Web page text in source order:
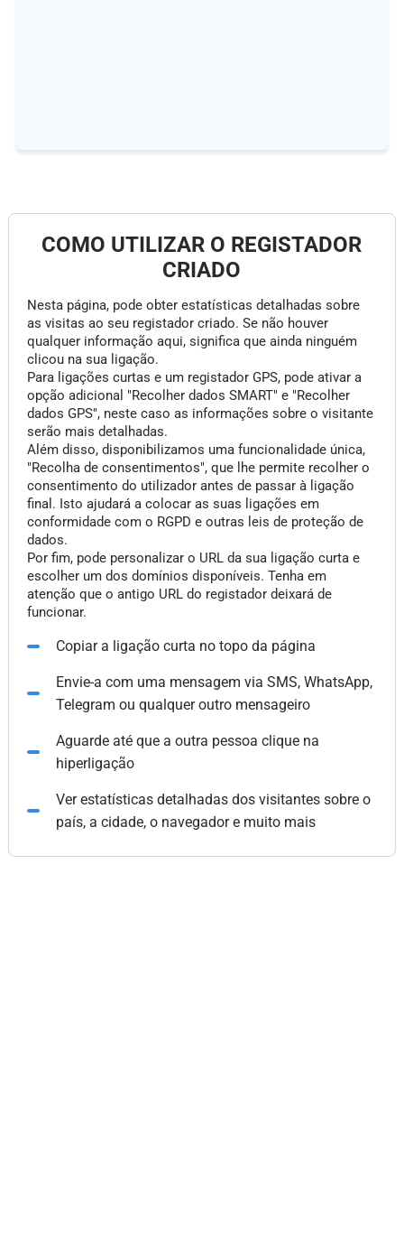
COMO UTILIZAR O REGISTADOR
CRIADO
Nesta página, pode obter estatísticas detalhadas sobre
as visitas ao seu registador criado. Se não houver
qualquer informação aqui, significa que ainda ninguém
clicou na sua ligação.
Para ligações curtas e um registador GPS, pode ativar a
opção adicional "Recolher dados SMART" e "Recolher
dados GPS", neste caso as informações sobre o visitante
serão mais detalhadas.
Além disso, disponibilizamos uma funcionalidade única,
"Recolha de consentimentos", que lhe permite recolher o
consentimento do utilizador antes de passar à ligação
final. Isto ajudará a colocar as suas ligações em
conformidade com o RGPD e outras leis de proteção de
dados.
Por fim, pode personalizar o URL da sua ligação curta e
escolher um dos domínios disponíveis. Tenha em
atenção que o antigo URL do registador deixará de
funcionar.
Copiar a ligação curta no topo da página
Envie-a com uma mensagem via SMS, WhatsApp,
Telegram ou qualquer outro mensageiro
Aguarde até que a outra pessoa clique na
hiperligação
Ver estatísticas detalhadas dos visitantes sobre o
país, a cidade, o navegador e muito mais